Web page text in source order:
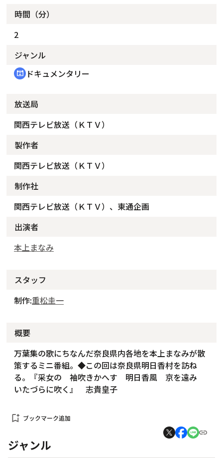
時間（分）
2
ジャンル
cinematic_blur ドキュメンタリー
放送局
関西テレビ放送（ＫＴＶ）
製作者
関西テレビ放送（ＫＴＶ）
制作社
関西テレビ放送（ＫＴＶ）、東通企画
出演者
本上まなみ
スタッフ
制作:重松圭一
概要
万葉集の歌にちなんだ奈良県内各地を本上まなみが散
策するミニ番組。◆この回は奈良県明日香村を訪ね
る。『采女の 袖吹きかへす 明日香風 京を遠み
いたづらに吹く』 志貴皇子
bookmark_add ブックマーク追加
ジャンル